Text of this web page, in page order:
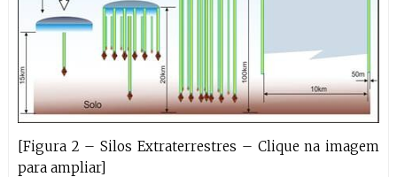
[Figura 2 – Silos Extraterrestres – Clique na imagem
para ampliar]